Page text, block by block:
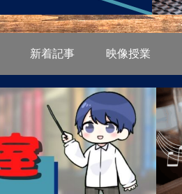
新着記事 映像授業